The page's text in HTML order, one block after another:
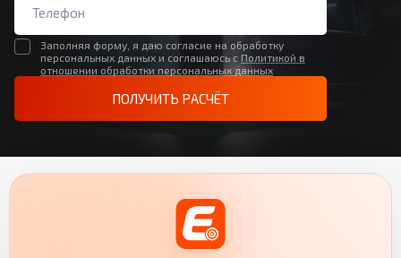
Заполняя форму, я даю согласие на обработку
персональных данных и соглашаюсь с Политикой в
отношении обработки персональных данных
ПОЛУЧИТЬ РАСЧЁТ